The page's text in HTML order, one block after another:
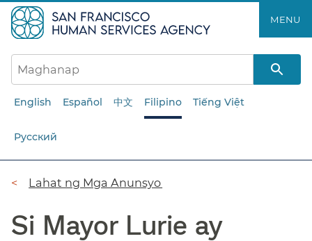
ang
pangunahing
nilalaman​​
MENU​​
English Español 中文 Filipino Tiếng Việt
Русский
Breadcrumb​​
Lahat ng Mga Anunsyo​​
Si Mayor Lurie ay